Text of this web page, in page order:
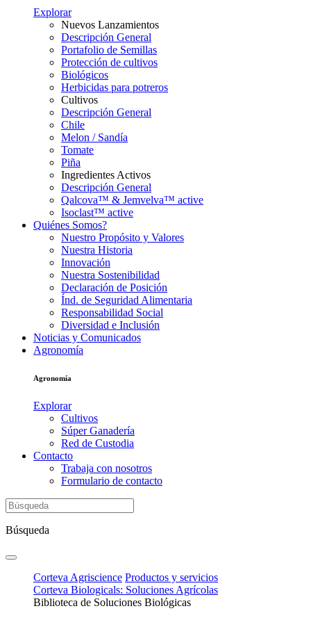
Explorar
Nuevos Lanzamientos
Descripción General
Portafolio de Semillas
Protección de cultivos
Biológicos
Herbicidas para potreros
Cultivos
Descripción General
Chile
Melon / Sandía
Tomate
Piña
Ingredientes Activos
Descripción General
Qalcova™ & Jemvelva™ active
Isoclast™ active
Quiénes Somos?
Nuestro Propósito y Valores
Nuestra Historia
Innovación
Nuestra Sostenibilidad
Declaración de Posición
Índ. de Seguridad Alimentaria
Responsabilidad Social
Diversidad e Inclusión
Noticias y Comunicados
Agronomía
Agronomía
Explorar
Cultivos
Súper Ganadería
Red de Custodia
Contacto
Trabaja con nosotros
Formulario de contacto
Búsqueda
Corteva Agriscience Productos y servicios
Corteva Biologicals: Soluciones Agrícolas
Biblioteca de Soluciones Biológicas